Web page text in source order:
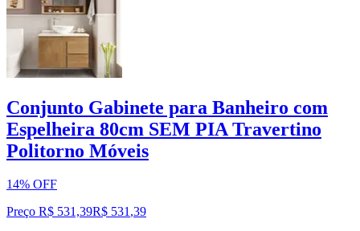
Conjunto Gabinete para Banheiro com
Espelheira 80cm SEM PIA Travertino
Politorno Móveis
14% OFF
Preço R$ 531,39R$ 531,39